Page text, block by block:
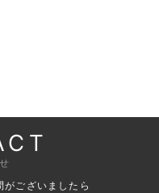
ございましたら